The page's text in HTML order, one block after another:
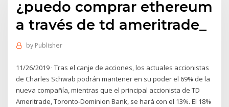
¿puedo comprar ethereum
a través de td ameritrade_
by Publisher
11/26/2019 · Tras el canje de acciones, los actuales accionistas
de Charles Schwab podrán mantener en su poder el 69% de la
nueva compañía, mientras que el principal accionista de TD
Ameritrade, Toronto-Dominion Bank, se hará con el 13%. El 18%